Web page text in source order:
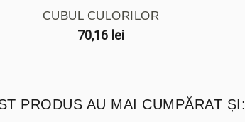
CUBUL CULORILOR
70,16 lei
PRODUS AU MAI CUMPĂRAT ȘI: